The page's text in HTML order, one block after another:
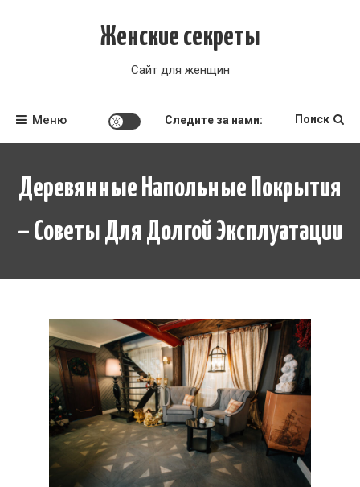
Женские секреты
Сайт для женщин
Меню Следите за нами: Поиск
Деревянные Напольные Покрытия
– Советы Для Долгой Эксплуатации